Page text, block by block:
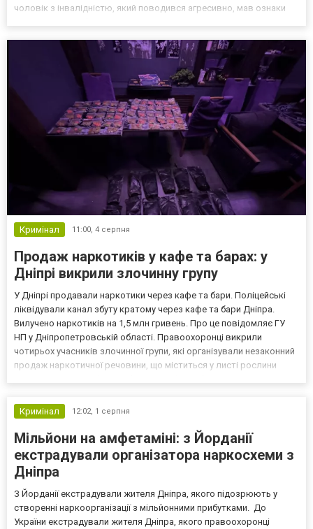
чоловік з інвалідністю, який поводився агресивно, мав ознаки
Кримінал 11:00, 4 серпня
Продаж наркотиків у кафе та барах: у
Дніпрі викрили злочинну групу
У Дніпрі продавали наркотики через кафе та бари. Поліцейські
ліквідували канал збуту кратому через кафе та бари Дніпра.
Вилучено наркотиків на 1,5 млн гривень. Про це повідомляє ГУ
НП у Дніпропетровській області. Правоохоронці викрили
чотирьох учасників злочинної групи, які організували незаконний
продаж наркотичної речовини, що міститься у листі рослини
Кримінал
12:02, 1 серпня
Мільйони на амфетаміні: з Йорданії
екстрадували організатора наркосхеми з
Дніпра
З Йорданії екстрадували жителя Дніпра, якого підозрюють у
створенні наркоорганізації з мільйонними прибутками. До
України екстрадували жителя Дніпра, якого правоохоронці